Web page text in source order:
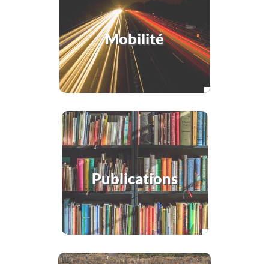
Mobilité
Publications